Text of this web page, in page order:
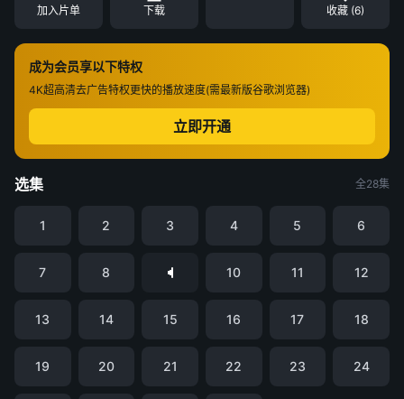
加入片单 下载
收藏 (6)
成为会员享以下特权
4K超高清去广告特权更快的播放速度(需最新版谷歌浏览器)
立即开通
选集 全28集
1 2 3 4 5 6
7 8 10 11 12
13 14 15 16 17 18
19 20 21 22 23 24